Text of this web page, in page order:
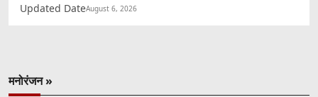
Updated DateAugust 6, 2026
मनोरंजन »